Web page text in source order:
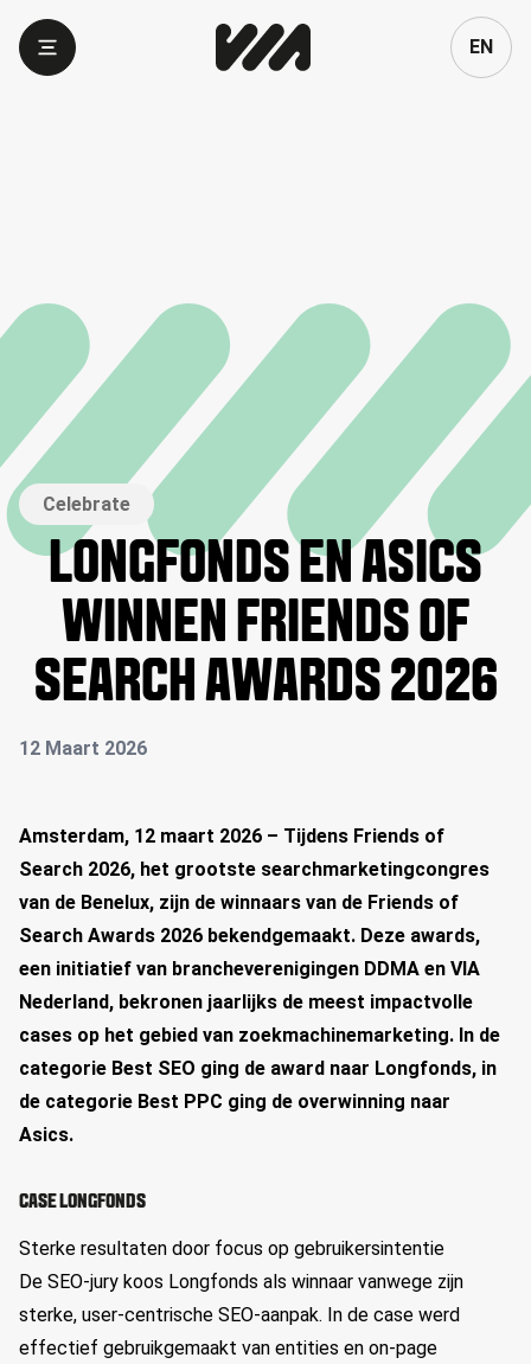
EN
Celebrate
LONGFONDS EN ASICS
WINNEN FRIENDS OF
SEARCH AWARDS 2026
12 Maart 2026
Amsterdam, 12 maart 2026 – Tijdens Friends of
Search 2026, het grootste searchmarketingcongres
van de Benelux, zijn de winnaars van de Friends of
Search Awards 2026 bekendgemaakt. Deze awards,
een initiatief van brancheverenigingen DDMA en VIA
Nederland, bekronen jaarlijks de meest impactvolle
cases op het gebied van zoekmachinemarketing. In de
categorie Best SEO ging de award naar Longfonds, in
de categorie Best PPC ging de overwinning naar
Asics.
CASE LONGFONDS
Sterke resultaten door focus op gebruikersintentie
De SEO-jury koos Longfonds als winnaar vanwege zijn
sterke, user-centrische SEO-aanpak. In de case werd
effectief gebruikgemaakt van entities en on-page